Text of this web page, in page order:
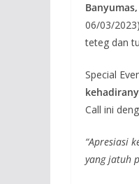
06/03/
teteg dan
Special
Call ini
“Apresiasi
yang jatuh